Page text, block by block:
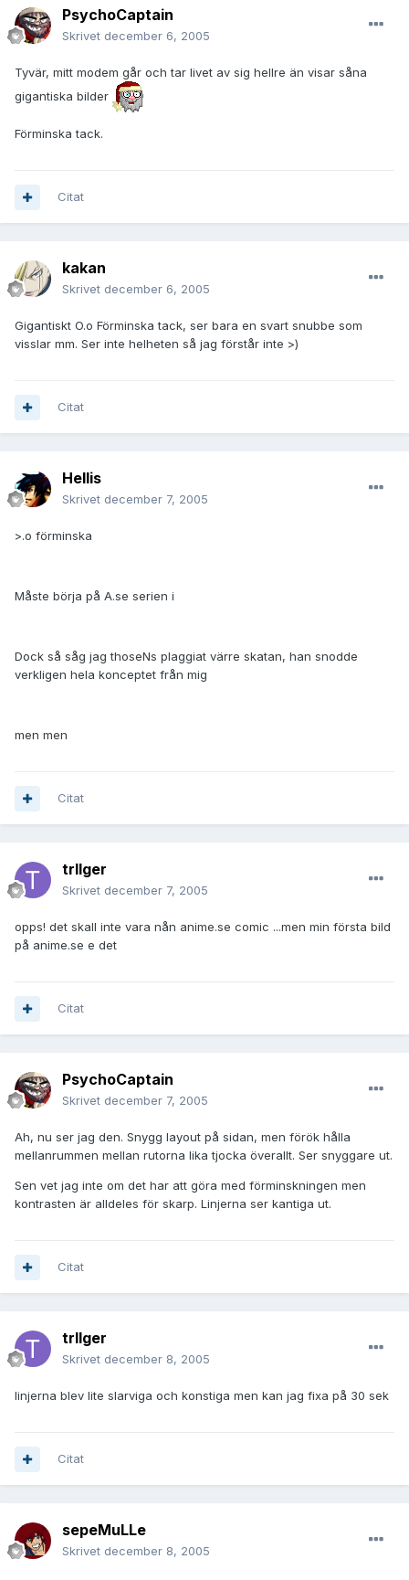
PsychoCaptain
Skrivet december 6, 2005
Tyvär, mitt modem går och tar livet av sig hellre än visar såna
gigantiska bilder
Förminska tack.
Citat
kakan
Skrivet december 6, 2005
Gigantiskt O.o Förminska tack, ser bara en svart snubbe som
visslar mm. Ser inte helheten så jag förstår inte >)
Citat
Hellis
Skrivet december 7, 2005
>.o förminska
Måste börja på A.se serien i
Dock så såg jag thoseNs plaggiat värre skatan, han snodde
verkligen hela konceptet från mig
men men
Citat
trIIger
Skrivet december 7, 2005
opps! det skall inte vara nån anime.se comic ...men min första bild
på anime.se e det
Citat
PsychoCaptain
Skrivet december 7, 2005
Ah, nu ser jag den. Snygg layout på sidan, men förök hålla
mellanrummen mellan rutorna lika tjocka överallt. Ser snyggare ut.
Sen vet jag inte om det har att göra med förminskningen men
kontrasten är alldeles för skarp. Linjerna ser kantiga ut.
Citat
trIIger
Skrivet december 8, 2005
linjerna blev lite slarviga och konstiga men kan jag fixa på 30 sek
Citat
sepeMuLLe
Skrivet december 8, 2005